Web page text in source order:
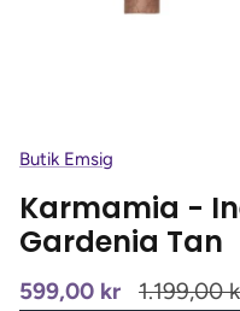
Butik Emsig
Karmamia -
Gardenia Tan
599,00 kr 1.199,00